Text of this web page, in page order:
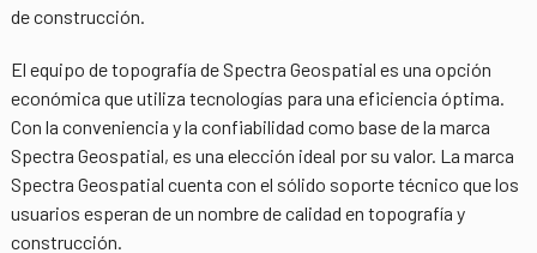
de construcción.
El equipo de topografía de Spectra Geospatial es una opción
económica que utiliza tecnologías para una eficiencia óptima.
Con la conveniencia y la confiabilidad como base de la marca
Spectra Geospatial, es una elección ideal por su valor. La marca
Spectra Geospatial cuenta con el sólido soporte técnico que los
usuarios esperan de un nombre de calidad en topografía y
construcción.